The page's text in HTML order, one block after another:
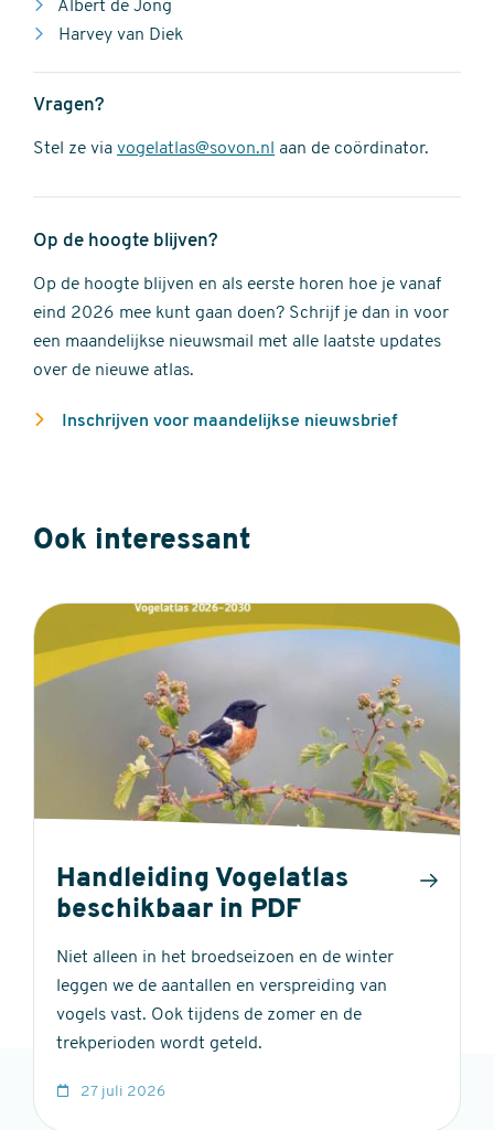
Albert de Jong
Harvey van Diek
Vragen?
Stel ze via vogelatlas@sovon.nl aan de coördinator.
Op de hoogte blijven?
Op de hoogte blijven en als eerste horen hoe je vanaf
eind 2026 mee kunt gaan doen? Schrijf je dan in voor
een maandelijkse nieuwsmail met alle laatste updates
over de nieuwe atlas.
Inschrijven voor maandelijkse nieuwsbrief
Ook interessant
Handleiding Vogelatlas
beschikbaar in PDF
Niet alleen in het broedseizoen en de winter
leggen we de aantallen en verspreiding van
vogels vast. Ook tijdens de zomer en de
trekperioden wordt geteld.
27 juli 2026